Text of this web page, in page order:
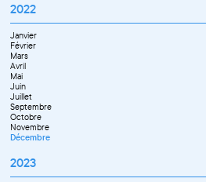
Septembre
Octobre
Novembre
Décembre
2022
Janvier
Février
Mars
Avril
Mai
Juin
Juillet
Septembre
Octobre
Novembre
Décembre
2023